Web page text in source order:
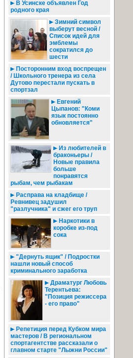
В Усинске объявлен Год
родного края
Зимний символ
выберут весной /
Список идей для
эмблемы
сократился до
шести
Посторонним вход воспрещен
/ Школьного тренера из села
Дутово перестали пускать в
спортзал
Евгений
Цыпанов: "Коми
язык постоянно
обновляется"
Из любителей в
браконьеры /
Новые правила
больше
понравятся
рыбам, чем рыбакам
Расправа на кладбище /
Ревнивец задушил
"разлучника" и сжег его труп
Наркотики в
коробке из-под
сока
"Дернуть ящик" / Подростки
нашли новый способ
криминального заработка
Драматург Любовь
Терентьева:
"Позиция режиссера
- его право"
Репетиция перед Кубком мира
мастеров / В региональном
спортагентстве рассказали о
главном старте "Лыжни России"